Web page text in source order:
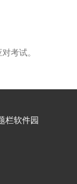
考试。
栏软件园